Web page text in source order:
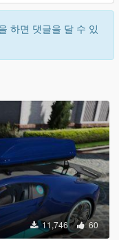
하면 댓글을 달 수 있
11,746 60